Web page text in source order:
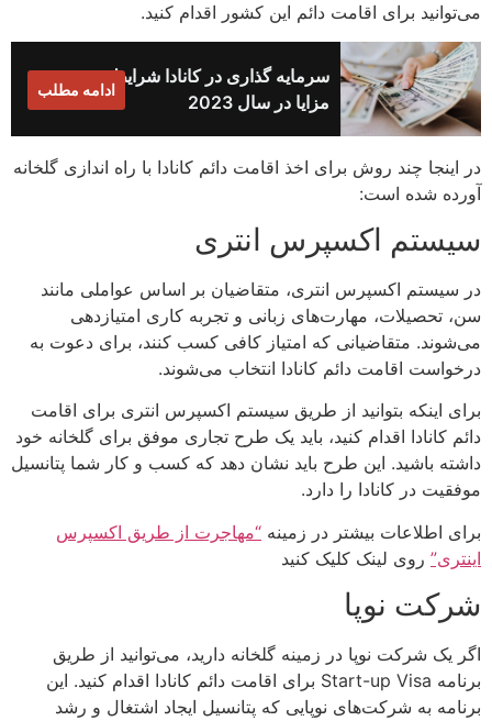
می‌توانید برای اقامت دائم این کشور اقدام کنید.
سرمایه گذاری در کانادا شرایط،
مزایا در سال 2023
ادامه مطلب
در اینجا چند روش برای اخذ اقامت دائم کانادا با راه اندازی گلخانه
آورده شده است:
سیستم اکسپرس انتری
در سیستم اکسپرس انتری، متقاضیان بر اساس عواملی مانند
سن، تحصیلات، مهارت‌های زبانی و تجربه کاری امتیازدهی
می‌شوند. متقاضیانی که امتیاز کافی کسب کنند، برای دعوت به
درخواست اقامت دائم کانادا انتخاب می‌شوند.
برای اینکه بتوانید از طریق سیستم اکسپرس انتری برای اقامت
دائم کانادا اقدام کنید، باید یک طرح تجاری موفق برای گلخانه خود
داشته باشید. این طرح باید نشان دهد که کسب و کار شما پتانسیل
موفقیت در کانادا را دارد.
برای اطلاعات بیشتر در زمینه “مهاجرت از طریق اکسپرس
اینتری” روی لینک کلیک کنید
شرکت نوپا
اگر یک شرکت نوپا در زمینه گلخانه دارید، می‌توانید از طریق
برنامه Start-up Visa برای اقامت دائم کانادا اقدام کنید. این
برنامه به شرکت‌های نوپایی که پتانسیل ایجاد اشتغال و رشد